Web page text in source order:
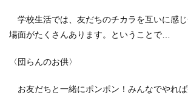
学校生活では、友だちのチカラを互いに感
場面がたくさんあります。ということで…
〈団らんのお供〉
お友だちと一緒にポンポン！みんなでやれ